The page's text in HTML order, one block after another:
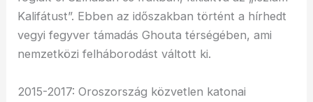
Kalifátust”. Ebben az időszakban történt a hírhedt
vegyi fegyver támadás Ghouta térségében, ami
nemzetközi felháborodást váltott ki.
2015-2017: Oroszország közvetlen katonai